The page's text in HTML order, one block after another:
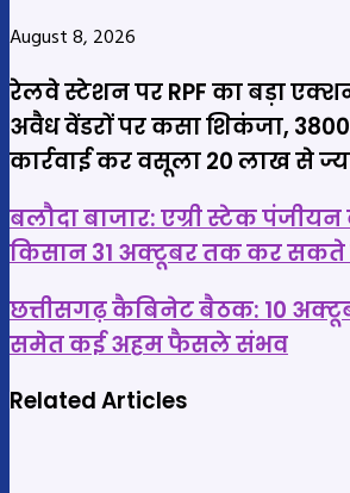
August 8, 2026
रेलवे स्टेशन पर RPF का बड़ा
अवैध वेंडरों पर कसा शिकंजा,
कार्रवाई कर वसूला 20 लाख से
बलौदा
बाजार:
स्टेक
पंजीयन
तारीख
बलौदा बाजार: एग्री स्टेक पंजीयन
किसान 31 अक्टूबर तक कर सकते
छत्तीसगढ़
कैबिनेट
10
छत्तीसगढ़ कैबिनेट बैठक: 10
समेत कई अहम फैसले संभव
Related Articles